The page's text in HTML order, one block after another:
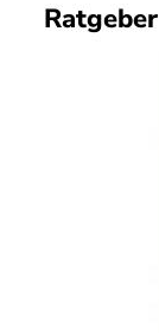
Ratgeber